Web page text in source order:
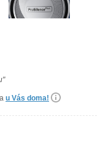
u Vás doma!